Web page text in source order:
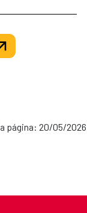
página: 20/05/2026